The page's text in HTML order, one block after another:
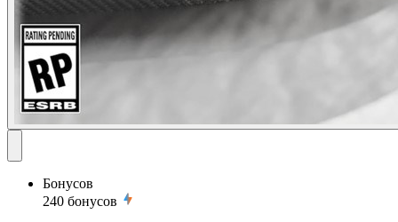
Бонусов
240 бонусов